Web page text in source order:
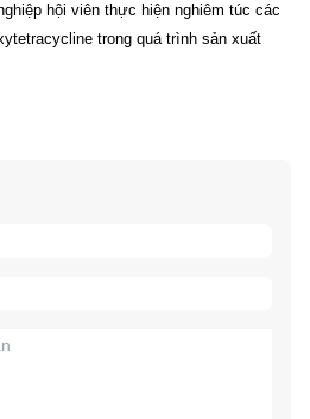
hội viên thực hiện nghiêm túc các
trong quá trình sản xuất